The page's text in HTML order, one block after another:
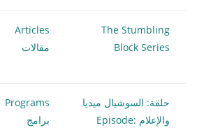
The Stumbling
Block Series
Articles
مقالات
حلقة: السوشيال ميديا
والإعلام Episode:
Programs
برامج